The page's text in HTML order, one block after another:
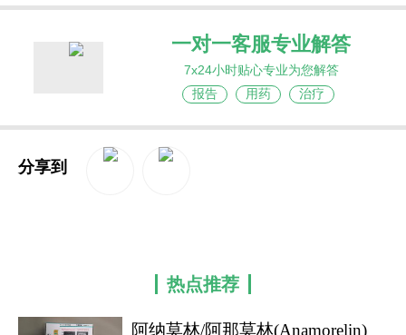
该药的剂型与规格为口服胶囊，商品名
一对一客服专业解答
7x24小时贴心专业为您解答
报告
用药 治疗
分享到
热点推荐
阿纳莫林/阿那莫林(Anamorelin)